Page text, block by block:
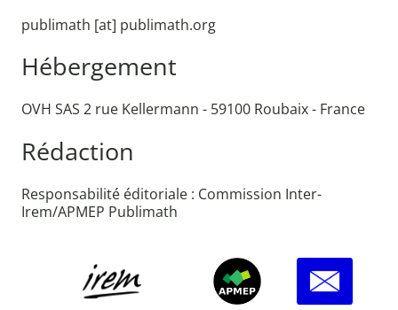
publimath [at] publimath.org
Hébergement
OVH SAS 2 rue Kellermann - 59100 Roubaix - France
Rédaction
Responsabilité éditoriale : Commission Inter-
Irem/APMEP Publimath